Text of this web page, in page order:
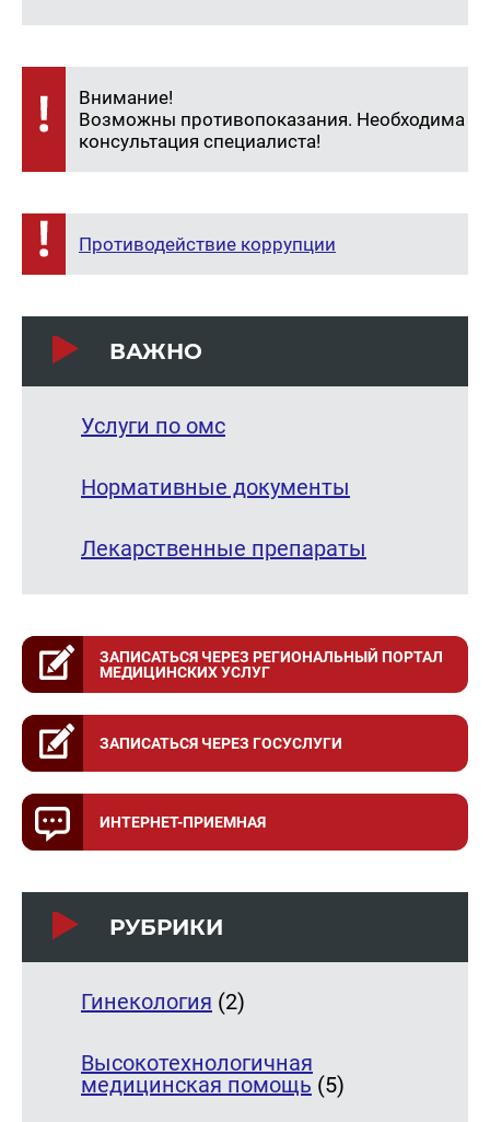
Внимание!
Возможны противопоказания. Необходима
консультация специалиста!
Противодействие коррупции
ВАЖНО
Услуги по омс
Нормативные документы
Лекарственные препараты
ЗАПИСАТЬСЯ ЧЕРЕЗ РЕГИОНАЛЬНЫЙ ПОРТАЛ
МЕДИЦИНСКИХ УСЛУГ
ЗАПИСАТЬСЯ ЧЕРЕЗ ГОСУСЛУГИ
ИНТЕРНЕТ-ПРИЕМНАЯ
РУБРИКИ
Гинекология (2)
Высокотехнологичная
медицинская помощь (5)